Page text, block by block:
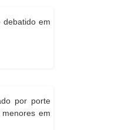
debatido em
por porte
em